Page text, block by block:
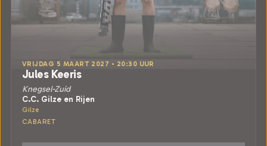
VRIJDAG 5 MAART 2027 • 20:30 UUR
Jules Keeris
Knegsel-Zuid
C.C. Gilze en Rijen
Gilze
CABARET